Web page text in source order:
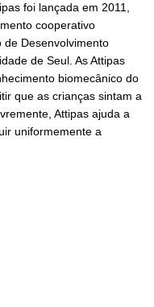
foi lançada em 2011,
cooperativo
de Desenvolvimento
de Seul. As Attipas
biomecânico do
que as crianças sintam a
Attipas ajuda a
uniformemente a